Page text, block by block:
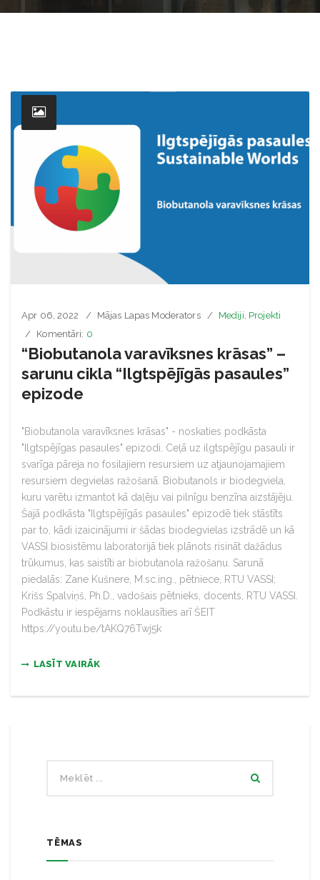
Apr 06, 2022 Mājas Lapas Moderators Mediji, Projekti
Komentāri: 0
“Biobutanola varavīksnes krāsas” –
sarunu cikla “Ilgtspējīgās pasaules”
epizode
"Biobutanola varavīksnes krāsas" - noskaties podkāsta
"Ilgtspējīgas pasaules" epizodi. Ceļā uz ilgtspējīgu pasauli ir
svarīga pāreja no fosilajiem resursiem uz atjaunojamajiem
resursiem degvielas ražošanā. Biobutanols ir biodegviela,
kuru varētu izmantot kā daļēju vai pilnīgu benzīna aizstājēju.
Šajā podkāsta "Ilgtspējīgās pasaules" epizodē tiek stāstīts
par to, kādi izaicinājumi ir šādas biodegvielas izstrādē un kā
VASSI biosistēmu laboratorijā tiek plānots risināt dažādus
trūkumus, kas saistīti ar biobutanola ražošanu. Sarunā
piedalās: Zane Kušnere, M.sc.ing., pētniece, RTU VASSI;
Krišs Spalviņš, Ph.D., vadošais pētnieks, docents, RTU VASSI.
Podkāstu ir iespējams noklausīties arī ŠEIT
https://youtu.be/tAKQ76Twj5k
LASĪT VAIRĀK
TĒMAS